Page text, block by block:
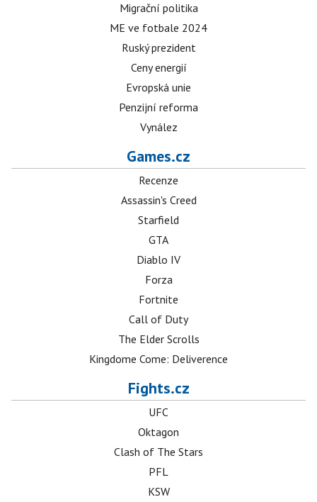
Migrační politika
ME ve fotbale 2024
Ruský prezident
Ceny energií
Evropská unie
Penzijní reforma
Vynález
Games.cz
Recenze
Assassin's Creed
Starfield
GTA
Diablo IV
Forza
Fortnite
Call of Duty
The Elder Scrolls
Kingdome Come: Deliverence
Fights.cz
UFC
Oktagon
Clash of The Stars
PFL
KSW